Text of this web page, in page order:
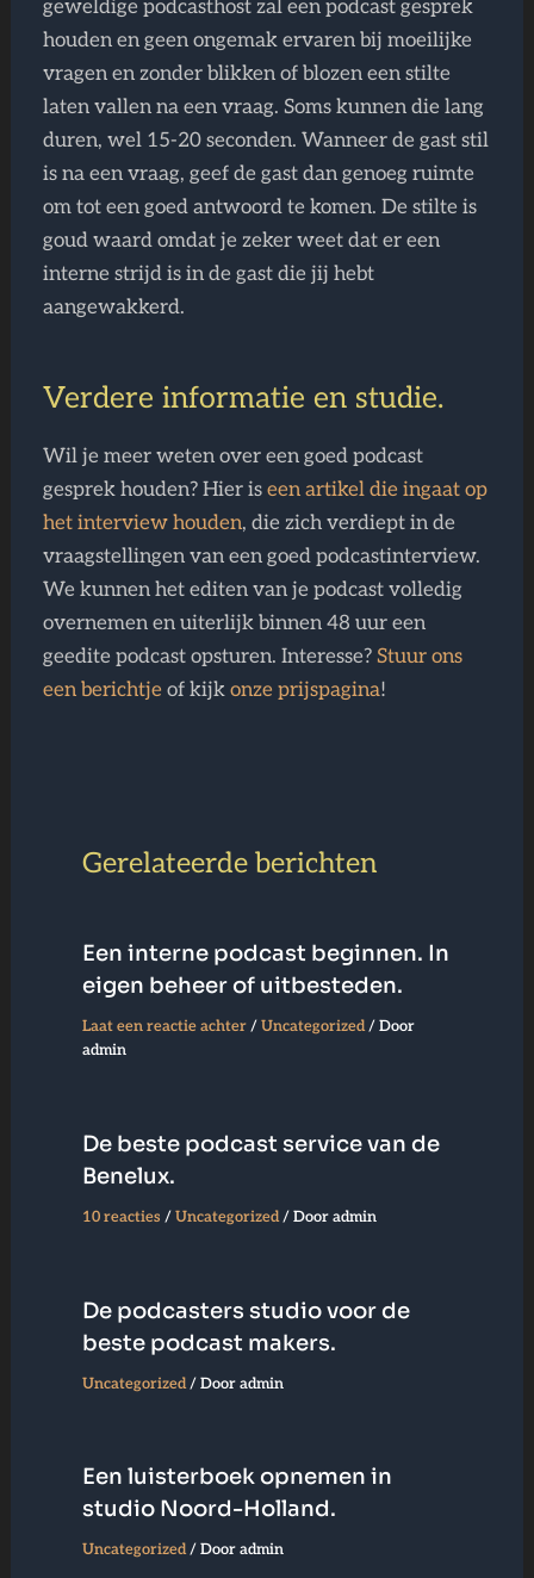
geweldige podcasthost zal een podcast gesprek
houden en geen ongemak ervaren bij moeilijke
vragen en zonder blikken of blozen een stilte
laten vallen na een vraag. Soms kunnen die lang
duren, wel 15-20 seconden. Wanneer de gast stil
is na een vraag, geef de gast dan genoeg ruimte
om tot een goed antwoord te komen. De stilte is
goud waard omdat je zeker weet dat er een
interne strijd is in de gast die jij hebt
aangewakkerd.
Verdere informatie en studie.
Wil je meer weten over een goed podcast
gesprek houden? Hier iseen artikel die ingaat op
het interview houden, die zich verdiept in de
vraagstellingen van een goed podcastinterview.
We kunnen het editen van je podcast volledig
overnemen en uiterlijk binnen 48 uur een
geedite podcast opsturen. Interesse?Stuur ons
een berichtjeof kijkonze prijspagina!
Gerelateerde berichten
Een interne podcast beginnen. In
eigen beheer of uitbesteden.
Laat een reactie achter /Uncategorized/ Door
admin
De beste podcast service van de
Benelux.
10 reacties /Uncategorized/ Dooradmin
De podcasters studio voor de
beste podcast makers.
Uncategorized/ Dooradmin
Een luisterboek opnemen in
studio Noord-Holland.
Uncategorized/ Dooradmin